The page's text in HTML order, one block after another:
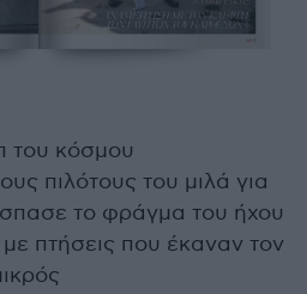
του κόσμου
πιλότους του μιλά για
το φράγμα του ήχου
με πτήσεις που έκαναν τον